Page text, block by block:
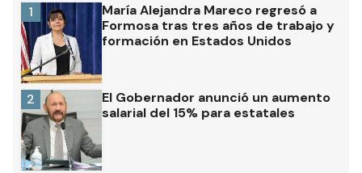
María Alejandra Mareco regresó a
Formosa tras tres años de trabajo y
formación en Estados Unidos
1
El Gobernador anunció un aumento
salarial del 15% para estatales
2